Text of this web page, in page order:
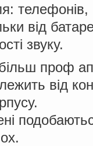
телефонів,
від
звуку.
проф
від